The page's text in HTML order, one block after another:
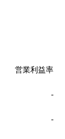
営業利益率
-
-